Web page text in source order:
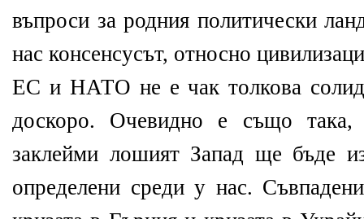
въпроси за родния политически
нас консенсусът, относно
ЕС и НАТО не е чак толкова
доскоро. Очевидно е също
заклейми лошият Запад ще бъде
определени среди у нас.